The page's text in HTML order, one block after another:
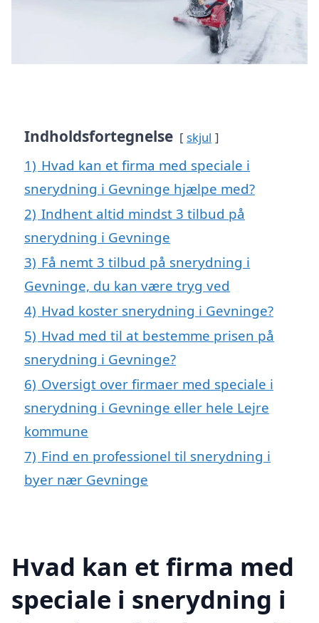
Indholdsfortegnelse skjul
1) Hvad kan et firma med speciale i
snerydning i Gevninge hjælpe med?
2) Indhent altid mindst 3 tilbud på
snerydning i Gevninge
3) Få nemt 3 tilbud på snerydning i
Gevninge, du kan være tryg ved
4) Hvad koster snerydning i Gevninge?
5) Hvad med til at bestemme prisen på
snerydning i Gevninge?
6) Oversigt over firmaer med speciale i
snerydning i Gevninge eller hele Lejre
kommune
7) Find en professionel til snerydning i
byer nær Gevninge
Hvad kan et firma med
speciale i snerydning i